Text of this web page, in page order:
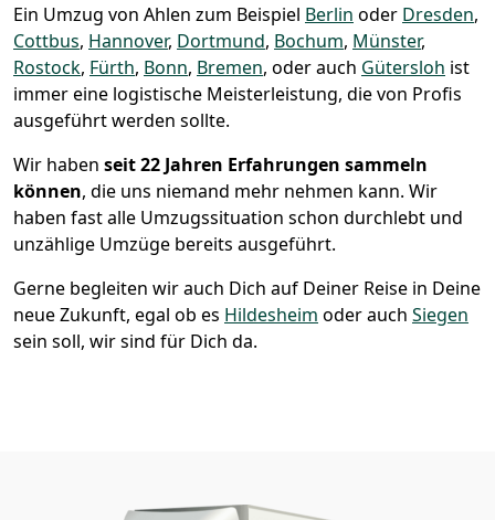
Ein Umzug von Ahlen zum Beispiel Berlin oder Dresden,
Cottbus, Hannover, Dortmund, Bochum, Münster,
Rostock, Fürth, Bonn, Bremen, oder auch Gütersloh ist
immer eine logistische Meisterleistung, die von Profis
ausgeführt werden sollte.
Wir haben seit22 Jahren Erfahrungen sammeln
können, die uns niemand mehr nehmen kann. Wir
haben fast alle Umzugssituation schon durchlebt und
unzählige Umzüge bereits ausgeführt.
Gerne begleiten wir auch Dich auf Deiner Reise in Deine
neue Zukunft, egal ob es Hildesheim oder auch Siegen
sein soll, wir sind für Dich da.